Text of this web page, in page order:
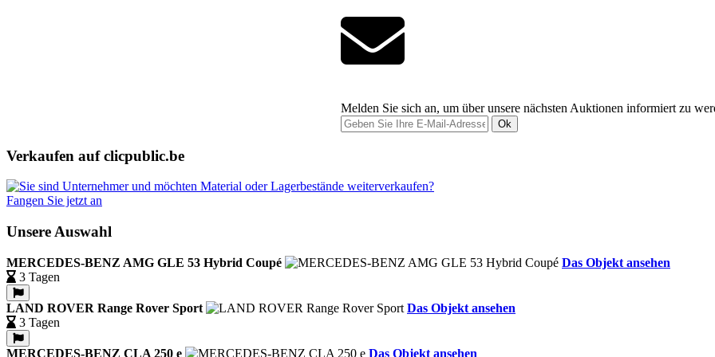
Melden Sie sich an, um über unsere nächsten Auktionen informiert zu
Ok
Verkaufen auf clicpublic.be
Fangen Sie jetzt an
Unsere Auswahl
MERCEDES-BENZ AMG GLE 53 Hybrid Coupé
Das Objekt ansehen
3 Tagen
LAND ROVER Range Rover Sport
Das Objekt ansehen
3 Tagen
MERCEDES-BENZ CLA 250 e Das Objekt ansehen